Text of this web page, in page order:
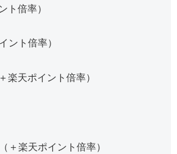
倍率）
ント倍率）
＋楽天ポイント倍率）
（＋楽天ポイント倍率）